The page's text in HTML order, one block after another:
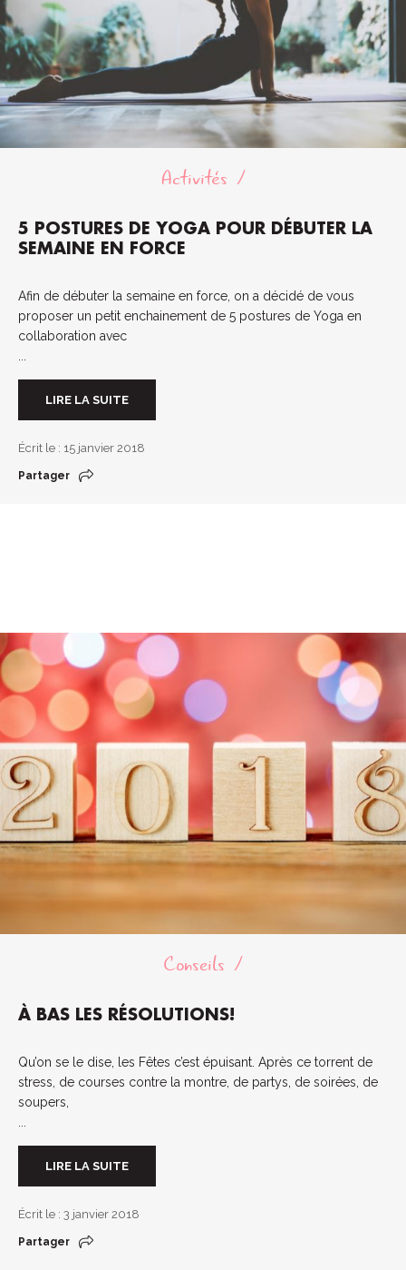
Activités
5 POSTURES DE YOGA POUR DÉBUTER LA
SEMAINE EN FORCE
Afin de débuter la semaine en force, on a décidé de vous
proposer un petit enchainement de 5 postures de Yoga en
collaboration avec
LIRE LA SUITE
Écrit le : 15 janvier 2018
Partager
Conseils
À BAS LES RÉSOLUTIONS!
Qu’on se le dise, les Fêtes c’est épuisant. Après ce torrent de
stress, de courses contre la montre, de partys, de soirées, de
soupers,
LIRE LA SUITE
Écrit le : 3 janvier 2018
Partager